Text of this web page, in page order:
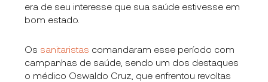
era de seu interesse que sua saúde estivesse em
bom estado.
Os sanitaristas comandaram esse período com
campanhas de saúde, sendo um dos destaques
o médico Oswaldo Cruz, que enfrentou revoltas